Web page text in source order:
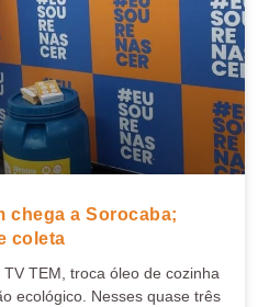
chega a Sorocaba;
coleta
TEM, troca óleo de cozinha
ecológico. Nesses quase três